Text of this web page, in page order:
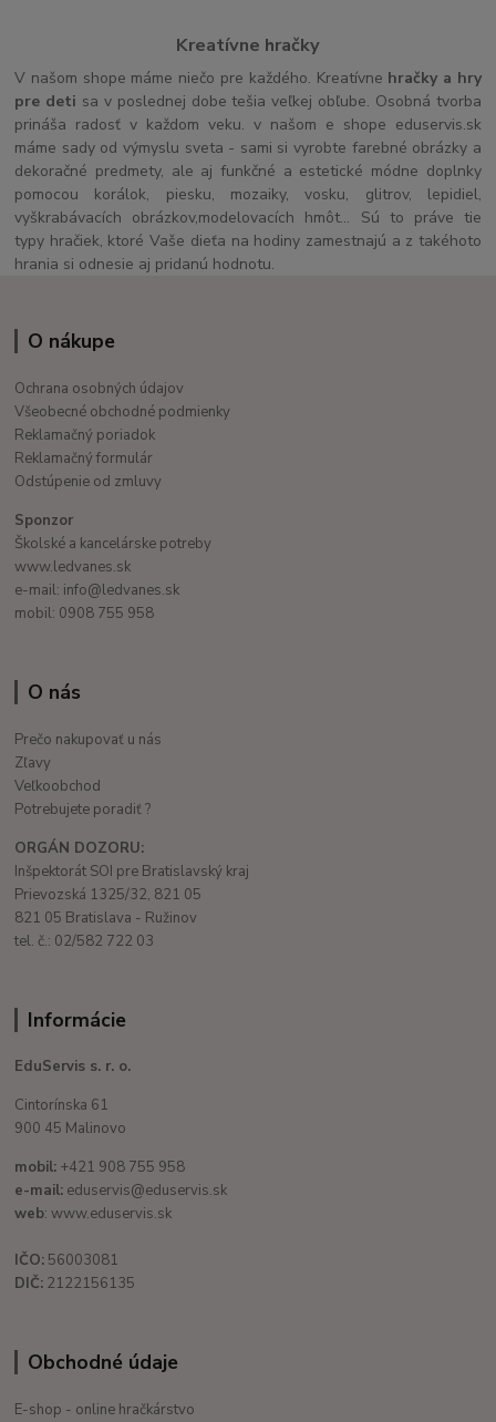
Kreatívne hračky
V našom shope máme niečo pre každého. Kreatívne hračky a hry
pre deti sa v poslednej dobe tešia veľkej obľube. Osobná tvorba
prináša radosť v každom veku. v našom e shope eduservis.sk
máme sady od výmyslu sveta - sami si vyrobte farebné obrázky a
dekoračné predmety, ale aj funkčné a estetické módne doplnky
pomocou korálok, piesku, mozaiky, vosku, glitrov, lepidiel,
vyškrabávacích obrázkov,modelovacích hmôt... Sú to práve tie
typy hračiek, ktoré Vaše dieťa na hodiny zamestnajú a z takéhoto
hrania si odnesie aj pridanú hodnotu.
O nákupe
Ochrana osobných údajov
Všeobecné obchodné podmienky
Reklamačný poriadok
Reklamačný formulár
Odstúpenie od zmluvy
Sponzor
Školské a kancelárske potreby
www.ledvanes.sk
e-mail: info@ledvanes.sk
mobil: 0908 755 958
O nás
Prečo nakupovať u nás
Zľavy
Veľkoobchod
Potrebujete poradiť ?
ORGÁN DOZORU:
Inšpektorát SOI pre Bratislavský kraj
Prievozská 1325/32, 821 05
821 05 Bratislava - Ružinov
tel. č.: 02/582 722 03
Informácie
EduServis s. r. o.
Cintorínska 61
900 45 Malinovo
mobil: +421 908 755 958
e-mail: eduservis@eduservis.sk
web: www.eduservis.sk
IČO: 56003081
DIČ: 2122156135
Obchodné údaje
E-shop - online hračkárstvo